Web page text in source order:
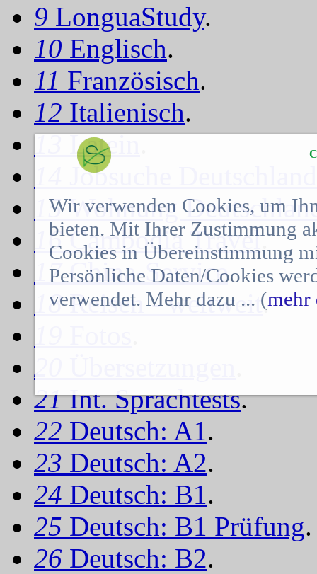
9 LonguaStudy.
10 Englisch.
11 Französisch.
12 Italienisch.
13Latein.
Jobsuche Deutschland
15Wohnung
16Cambodia Travel.
17China-Service.
18Reisen - weltweit.
20
21Int. Sprachtests.
22 Deutsch: A1.
23 Deutsch: A2.
24 Deutsch: B1.
25 Deutsch: B1 Prüfung.
26 Deutsch: B2.
Wir verwenden Cookies, um
bieten. Mit Ihrer Zustimmung
Cookies in Übereinstimmung
Persönliche Daten/Cookies
verwendet. Mehr dazu ... (mehr